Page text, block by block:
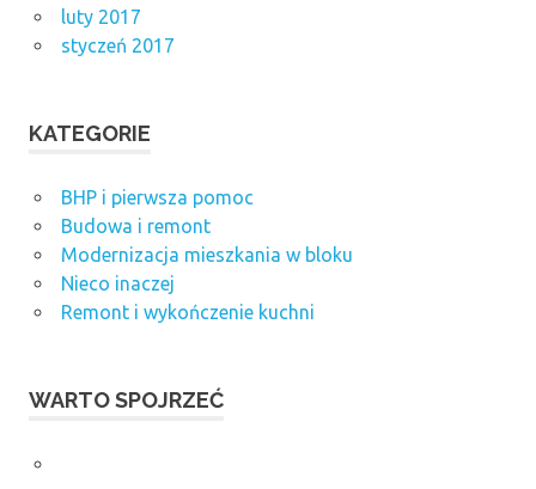
luty 2017
styczeń 2017
KATEGORIE
BHP i pierwsza pomoc
Budowa i remont
Modernizacja mieszkania w bloku
Nieco inaczej
Remont i wykończenie kuchni
WARTO SPOJRZEĆ